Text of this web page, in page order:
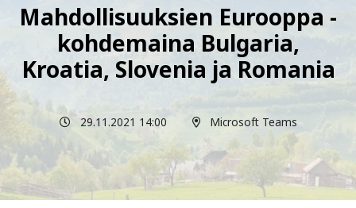
Mahdollisuuksien Eurooppa -
kohdemaina Bulgaria,
Kroatia, Slovenia ja Romania
29.11.2021 14:00 Microsoft Teams